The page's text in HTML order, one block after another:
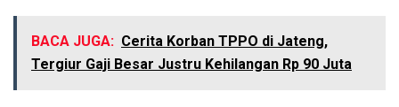
BACA JUGA: Cerita Korban TPPO di Jateng,
Tergiur Gaji Besar Justru Kehilangan Rp 90 Juta